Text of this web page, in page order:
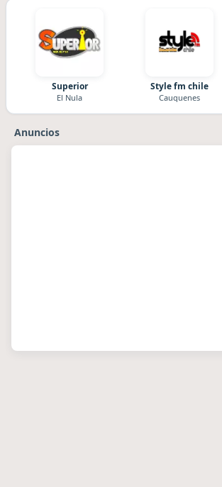
Superior
El Nula
Style fm chile
Cauquenes
Anuncios